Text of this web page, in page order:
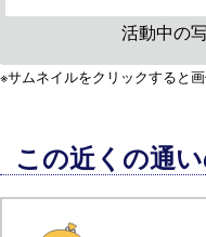
活動中の
※サムネイルをクリックすると画
この近くの通